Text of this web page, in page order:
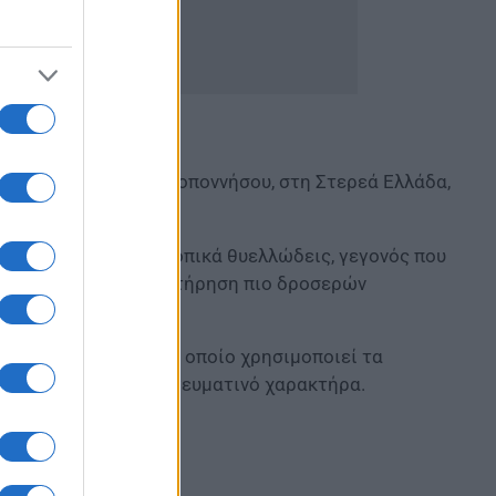
εσωτερικό της Πελοποννήσου, στη Στερεά Ελλάδα,
χώρας.
άνεμοι θα πνέουν τοπικά θυελλώδεις, γεγονός που
συμβάλει στη διατήρηση πιο δροσερών
του WINDY, το οποίο χρησιμοποιεί τα
και απογευματινό χαρακτήρα.